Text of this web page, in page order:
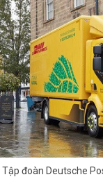
đoàn Deutsche